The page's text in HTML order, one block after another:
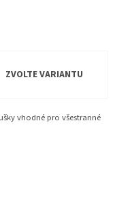
ZVOLTE VARIANTU
vhodné pro všestranné